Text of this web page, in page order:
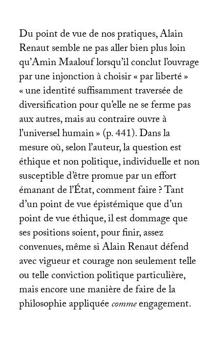
Du point de vue de nos pratiques, Alain
Renaut semble ne pas aller bien plus loin
qu’Amin Maalouf lorsqu’il conclut l’ouvrage
par une injonction à choisir «par liberté»
«une identité suffisamment traversée de
diversification pour qu’elle ne se ferme pas
aux autres, mais au contraire ouvre à
l’universel humain» (p. 441). Dans la
mesure où, selon l’auteur, la question est
éthique et non politique, individuelle et non
susceptible d’être promue par un effort
émanant de l’État, comment faire? Tant
d’un point de vue épistémique que d’un
point de vue éthique, il est dommage que
ses positions soient, pour finir, assez
convenues, même si Alain Renaut défend
avec vigueur et courage non seulement telle
ou telle conviction politique particulière,
mais encore une manière de faire de la
philosophie appliquéecommeengagement.